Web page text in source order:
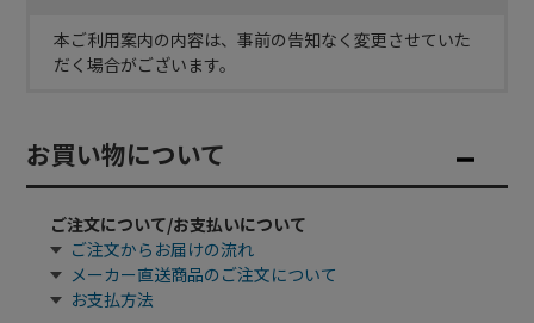
本ご利用案内の内容は、事前の告知なく変更させていた
だく場合がございます。
お買い物について
ご注文について/お支払いについて
ご注文からお届けの流れ
メーカー直送商品のご注文について
お支払方法